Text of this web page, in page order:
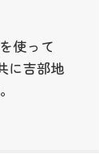
使って
に吉部地